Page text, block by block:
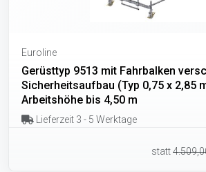
Euroline
Gerüsttyp 9513 mit Fahrbalken
Sicherheitsaufbau (Typ 0,75 x 2,85
Arbeitshöhe bis 4,50 m
Lieferzeit 3 - 5 Werktage
statt